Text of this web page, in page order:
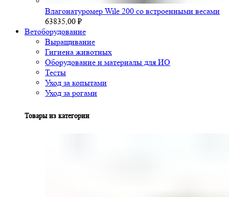
Влагонатуромер Wile 200 со встроенными весами
63835,00 ₽
Ветоборудование
Выращивание
Гигиена животных
Оборудование и материалы для ИО
Тесты
Уход за копытами
Уход за рогами
Товары из категории